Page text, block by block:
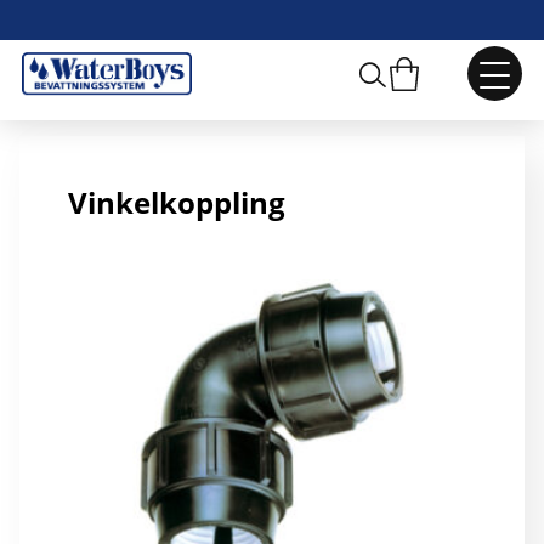
16 mm Vinkelkoppling
Vinkelkoppling